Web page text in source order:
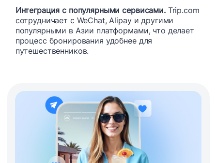
Интеграция с популярными сервисами.Trip.com
сотрудничает с WeChat, Alipay и другими
популярными в Азии платформами, что делает
процесс бронирования удобнее для
путешественников.